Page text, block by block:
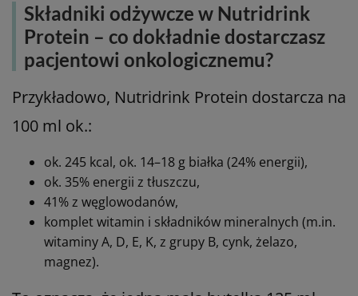
niedojadane posiłki – zgłoś to lekarzowi /
dietetykowi.
Po akceptacji lekarza włącz doustne preparaty
dziennie.
Modyfikuj smaki i pory podawania, szukając
najlepiej tolerowanych wariantów.